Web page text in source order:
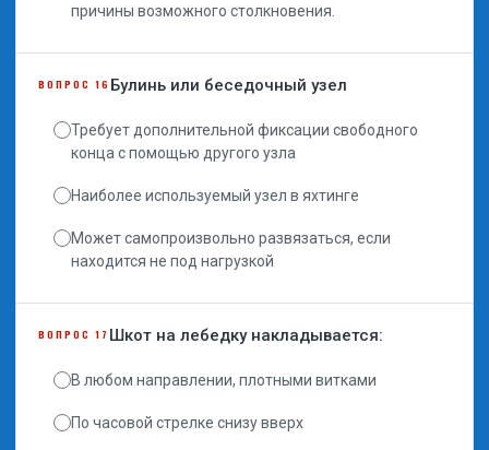
причины возможного столкновения.
ВОПРОС 16 Булинь или беседочный узел
Требует дополнительной фиксации свободного
конца с помощью другого узла
Наиболее используемый узел в яхтинге
Может самопроизвольно развязаться, если
находится не под нагрузкой
ВОПРОС 17 Шкот на лебедку накладывается:
В любом направлении, плотными витками
По часовой стрелке снизу вверх